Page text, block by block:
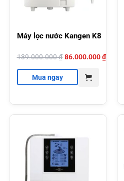
Máy lọc nước Kangen K8
139.000.000₫
Giá
là:
139.000.000 ₫.
86.000.000₫
Giá
tại
86.000.000 ₫.
Mua ngay